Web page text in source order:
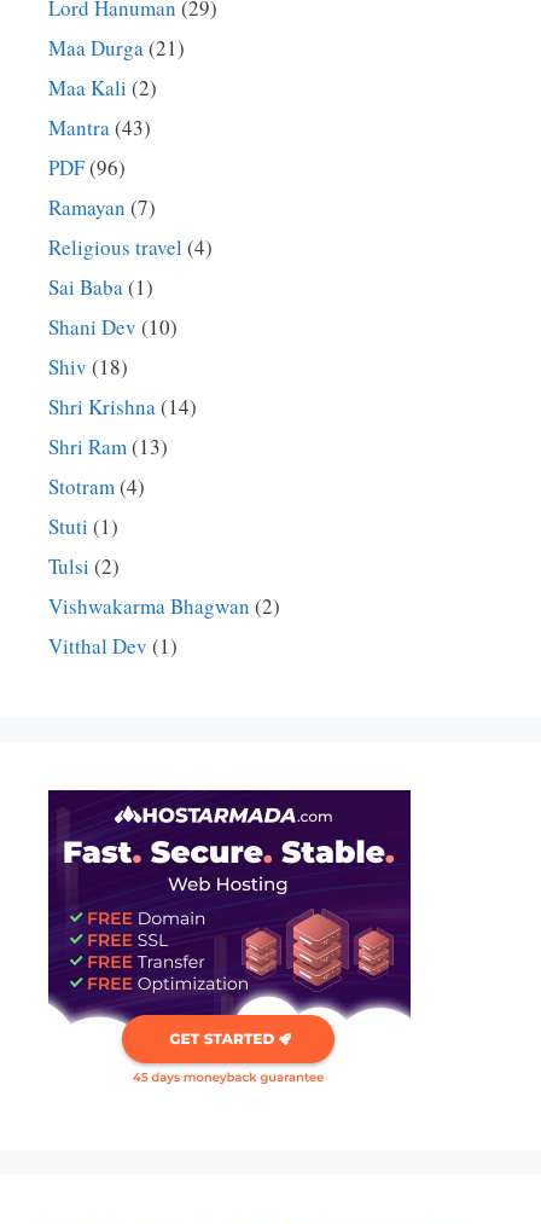
Lord Hanuman (29)
Maa Durga(21)
Maa Kali (2)
Mantra(43)
PDF(96)
Ramayan (7)
Religious travel (4)
Sai Baba(1)
Shani Dev (10)
Shiv (18)
Shri Krishna(14)
Shri Ram(13)
Stotram(4)
Stuti (1)
Tulsi (2)
Vishwakarma Bhagwan (2)
Vitthal Dev (1)